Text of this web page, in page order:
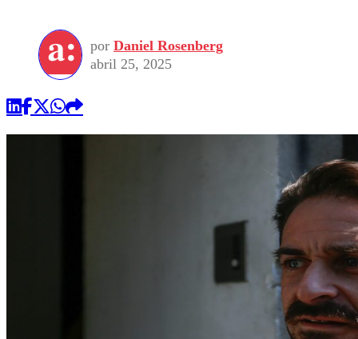
Torneo Internacional
Torneo Nacional
Internacional
Nacional
Programas
Comercial
por Daniel Rosenberg
abril 25, 2025